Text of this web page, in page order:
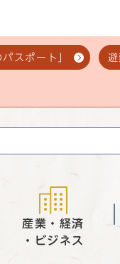
スポート」
産業・経済
・ビジネス